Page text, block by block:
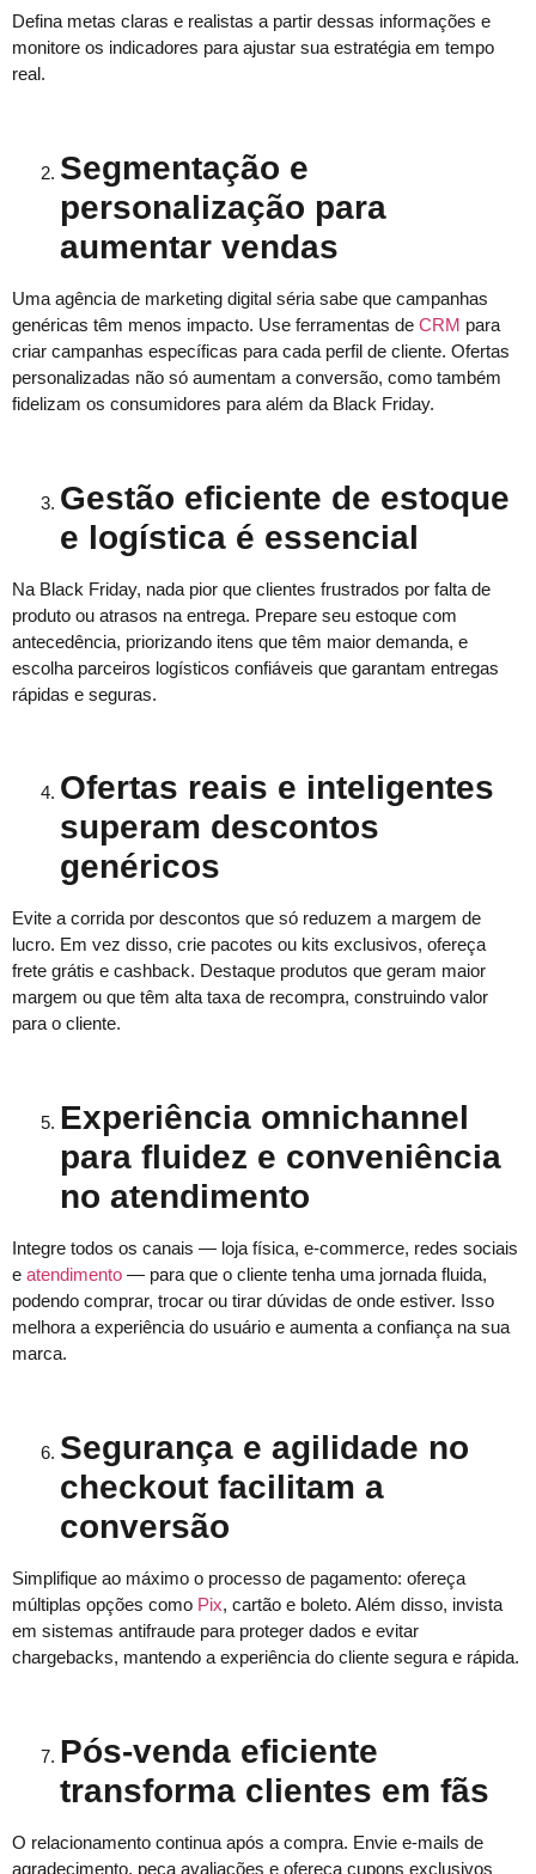
Defina metas claras e realistas a partir dessas informações e
monitore os indicadores para ajustar sua estratégia em tempo
real.
Segmentação e
personalização para
aumentar vendas
Uma agência de marketing digital séria sabe que campanhas
genéricas têm menos impacto. Use ferramentas de CRM para
criar campanhas específicas para cada perfil de cliente. Ofertas
personalizadas não só aumentam a conversão, como também
fidelizam os consumidores para além da Black Friday.
Gestão eficiente de estoque
e logística é essencial
Na Black Friday, nada pior que clientes frustrados por falta de
produto ou atrasos na entrega. Prepare seu estoque com
antecedência, priorizando itens que têm maior demanda, e
escolha parceiros logísticos confiáveis que garantam entregas
rápidas e seguras.
Ofertas reais e inteligentes
superam descontos
genéricos
Evite a corrida por descontos que só reduzem a margem de
lucro. Em vez disso, crie pacotes ou kits exclusivos, ofereça
frete grátis e cashback. Destaque produtos que geram maior
margem ou que têm alta taxa de recompra, construindo valor
para o cliente.
Experiência omnichannel
para fluidez e conveniência
no atendimento
Integre todos os canais — loja física, e-commerce, redes sociais
e atendimento — para que o cliente tenha uma jornada fluida,
podendo comprar, trocar ou tirar dúvidas de onde estiver. Isso
melhora a experiência do usuário e aumenta a confiança na sua
marca.
Segurança e agilidade no
checkout facilitam a
conversão
Simplifique ao máximo o processo de pagamento: ofereça
múltiplas opções como Pix, cartão e boleto. Além disso, invista
em sistemas antifraude para proteger dados e evitar
chargebacks, mantendo a experiência do cliente segura e rápida.
Pós-venda eficiente
transforma clientes em fãs
O relacionamento continua após a compra. Envie e-mails de
agradecimento, peça avaliações e ofereça cupons exclusivos